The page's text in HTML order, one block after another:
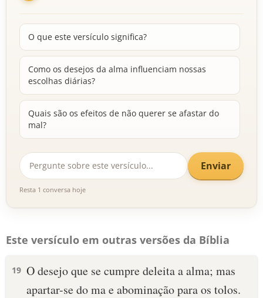
O que este versículo significa?
Como os desejos da alma influenciam nossas
escolhas diárias?
Quais são os efeitos de não querer se afastar do
mal?
Enviar
Resta 1 conversa hoje
Este versículo em outras versões da Bíblia
19 O desejo que se cumpre deleita a alma; mas
apartar-se do ma e abominação para os tolos.